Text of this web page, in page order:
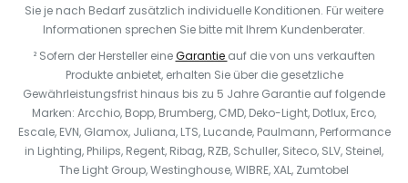
Sie je nach Bedarf zusätzlich individuelle Konditionen. Für weitere
Informationen sprechen Sie bitte mit Ihrem Kundenberater.
² Sofern der Hersteller eineGarantie auf die von uns verkauften
Produkte anbietet, erhalten Sie über die gesetzliche
Gewährleistungsfrist hinaus bis zu 5 Jahre Garantie auf folgende
Marken: Arcchio, Bopp, Brumberg, CMD, Deko-Light, Dotlux, Erco,
Escale, EVN, Glamox, Juliana, LTS, Lucande, Paulmann, Performance
in Lighting, Philips, Regent, Ribag, RZB, Schuller, Siteco, SLV, Steinel,
The Light Group, Westinghouse, WIBRE, XAL, Zumtobel